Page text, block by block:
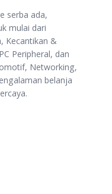
serba ada,
mulai dari
Kecantikan &
Peripheral, dan
Networking,
belanja